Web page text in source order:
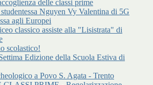
delle classi prime
Nguyen Vy Valentina di 5G
agli Europei
classico assiste alla "Lisistrata" di
scolastico!
Edizione della Scuola Estiva di
a Povo S. Agata - Trento